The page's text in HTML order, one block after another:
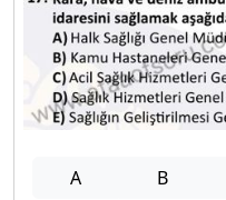
A B